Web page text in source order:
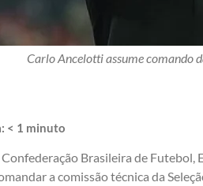
Carlo Ancelotti assume comando
< 1 minuto
Brasileira de
a comissão técnica da